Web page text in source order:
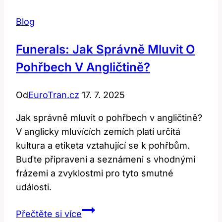
Blog
Funerals: Jak Správně Mluvit O
Pohřbech V Angličtině?
OdEuroTran.cz 17. 7. 2025
Jak správně mluvit o pohřbech v angličtině?
V anglicky mluvících zemích platí určitá
kultura a etiketa vztahující se k pohřbům.
Buďte připraveni a seznámeni s vhodnými
frázemi a zvyklostmi pro tyto smutné
události.
Přečtěte si víceFunerals: